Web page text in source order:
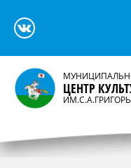
ЦЕНТР